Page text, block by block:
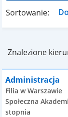
Sortowanie:
Znalezione
Administracja
Filia w Warszawie
Społeczna
stopnia